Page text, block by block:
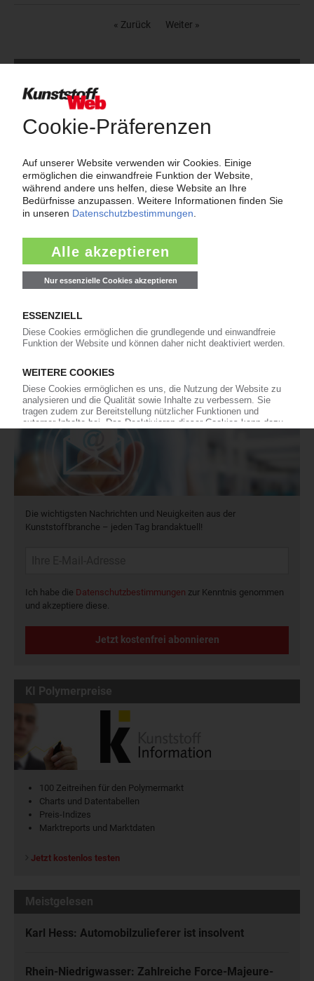
« Zurück Weiter »
Rubriken
24.552
Unternehmen
4.511
Märkte
2.186
Werkstoffe, Produktion, Technik
108
Management
2.174
Namen und Köpfe
Veranstaltungen
11
Kommentare
16
In eigener Sache
Newsletter
Die wichtigsten Nachrichten und Neuigkeiten aus der
Kunststoffbranche – jeden Tag brandaktuell!
Ich habe die Datenschutzbestimmungen zur Kenntnis genommen
und akzeptiere diese.
Jetzt kostenfrei abonnieren
KI Polymerpreise
100 Zeitreihen für den Polymermarkt
Charts und Datentabellen
Preis-Indizes
Marktreports und Marktdaten
Jetzt kostenlos testen
Meistgelesen
Karl Hess: Automobilzulieferer ist insolvent
Rhein-Niedrigwasser: Zahlreiche Force-Majeure-